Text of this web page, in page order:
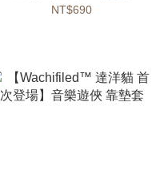
NT$690